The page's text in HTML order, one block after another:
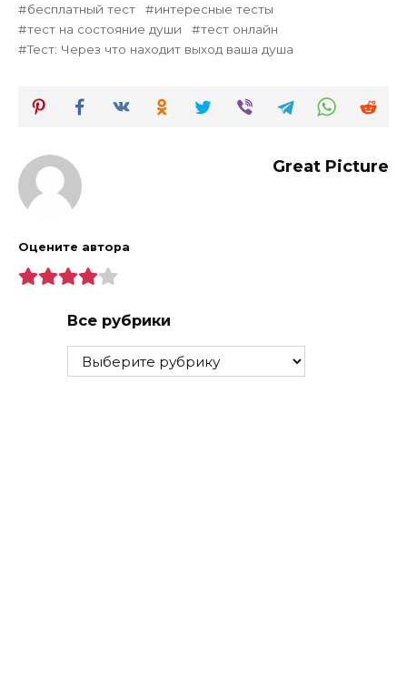
бесплатный тест
интересные тесты
тест на состояние души
тест онлайн
Тест: Через что находит выход ваша душа
Great Picture
Оцените автора
Все рубрики
Все
рубрики